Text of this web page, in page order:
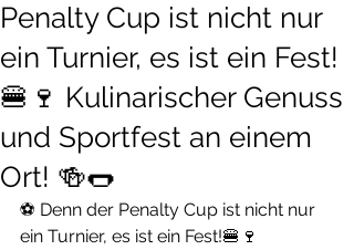
Penalty Cup ist nicht nur
ein Turnier, es ist ein Fest!
🍔🍷 Kulinarischer Genuss
und Sportfest an einem
Ort! 🍻🌭
⚽️ Denn der Penalty Cup ist nicht nur
ein Turnier, es ist ein Fest!🍔🍷